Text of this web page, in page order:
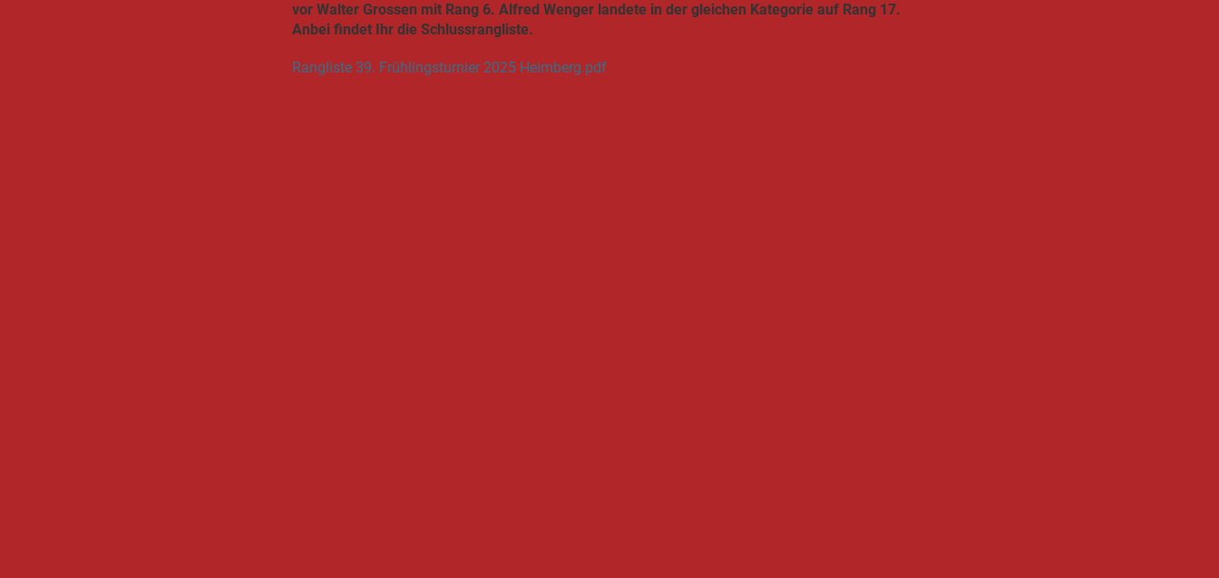
vor Walter Grossen mit Rang 6. Alfred Wenger landete in der gleichen Kategorie auf Rang 17.
Anbei findet Ihr die Schlussrangliste.
Rangliste 39. Frühlingsturnier 2025 Heimberg.pdf